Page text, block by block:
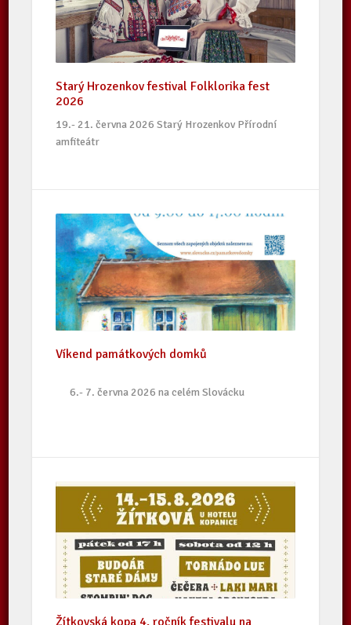
Starý Hrozenkov festival Folklorika fest
2026
19.- 21. června 2026 Starý Hrozenkov Přírodní
amfiteátr
Víkend památkových domků
6.- 7. června 2026 na celém Slovácku
Žítkovská kopa 4. ročník festivalu na